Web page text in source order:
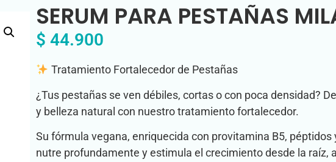
SERUM PARA PESTAÑAS
$ 44.900
Tratamiento Fortalecedor de Pestañas
¿Tus pestañas se ven débiles, cortas o con poca densidad?
y belleza natural con nuestro tratamiento fortalecedor.
Su fórmula vegana, enriquecida con provitamina B5, péptidos
nutre profundamente y estimula el crecimiento desde la raíz,